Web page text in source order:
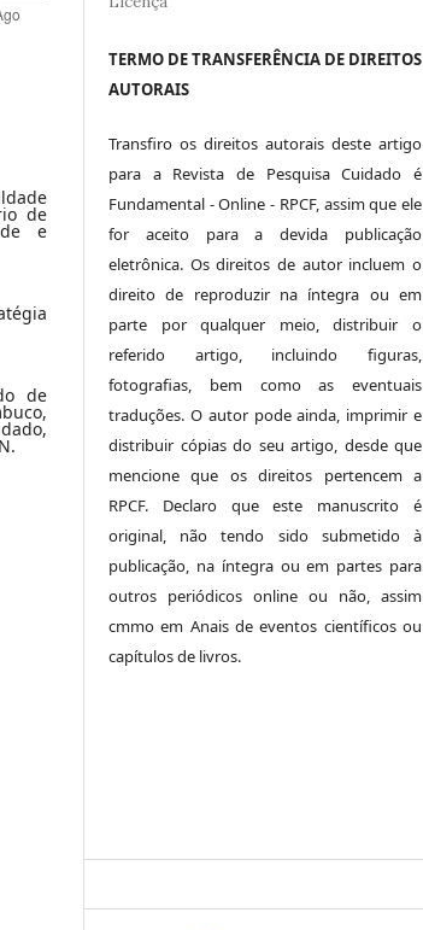
de
e
de
TERMO DE TRANSFERÊNCIA DE DIREITOS
AUTORAIS
Transfiro os direitos autorais deste artigo
para a Revista de Pesquisa Cuidado é
Fundamental - Online - RPCF, assim que ele
for aceito para a devida publicação
eletrônica. Os direitos de autor incluem o
direito de reproduzir na íntegra ou em
parte por qualquer meio, distribuir o
referido artigo, incluindo figuras,
fotografias, bem como as eventuais
traduções. O autor pode ainda, imprimir e
distribuir cópias do seu artigo, desde que
mencione que os direitos pertencem a
RPCF. Declaro que este manuscrito é
original, não tendo sido submetido à
publicação, na íntegra ou em partes para
outros periódicos online ou não, assim
cmmo em Anais de eventos científicos ou
capítulos de livros.